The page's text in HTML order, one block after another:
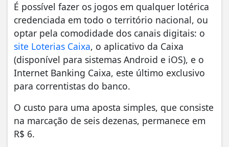
É possível fazer os jogos em qualquer lotérica
credenciada em todo o território nacional, ou
optar pela comodidade dos canais digitais: o
site Loterias Caixa, o aplicativo da Caixa
(disponível para sistemas Android e iOS), e o
Internet Banking Caixa, este último exclusivo
para correntistas do banco.
O custo para uma aposta simples, que consiste
na marcação de seis dezenas, permanece em
R$ 6.